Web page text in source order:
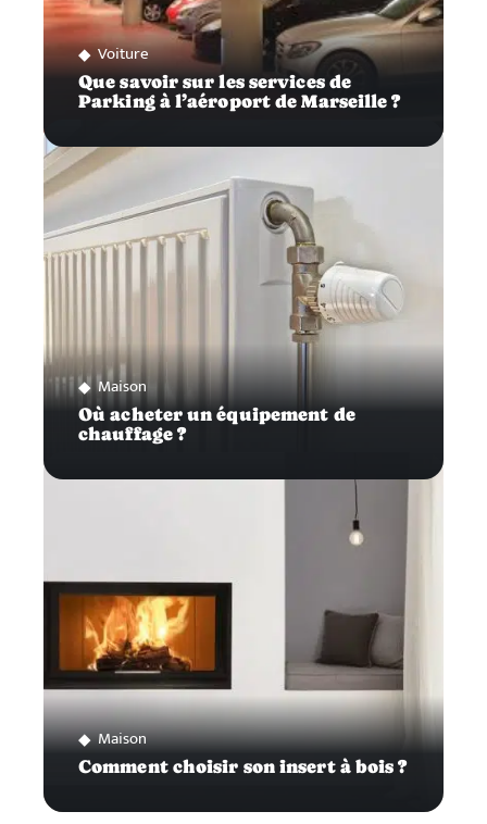
Voiture
Que savoir sur les services de
Parking à l’aéroport de Marseille ?
Maison
Où acheter un équipement de
chauffage ?
Maison
Comment choisir son insert à bois ?